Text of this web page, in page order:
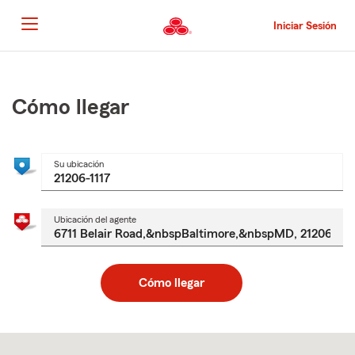
al
contenido
principal
Iniciar Sesión
principal
Cómo llegar
Su ubicación
Ubicación del agente
Cómo llegar
to